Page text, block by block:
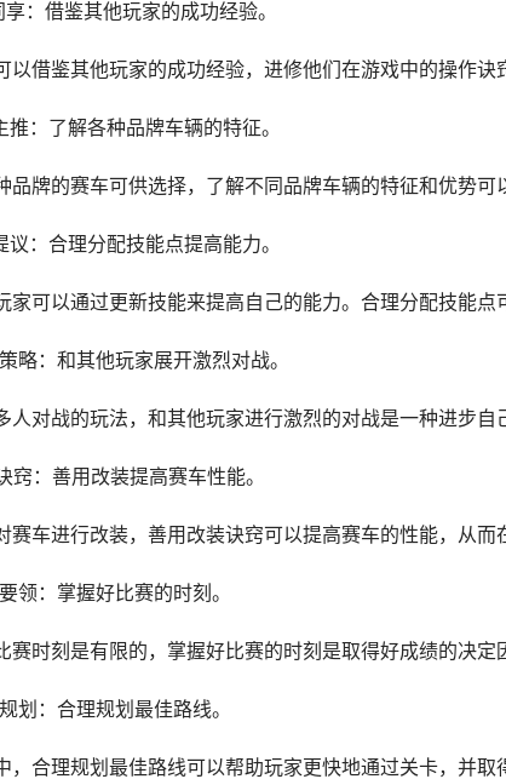
：借鉴其他玩家的成功经验。
以借鉴其他玩家的成功经验，进修他们在游戏中的操作诀
推：了解各种品牌车辆的特征。
品牌的赛车可供选择，了解不同品牌车辆的特征和优势可
议：合理分配技能点提高能力。
家可以通过更新技能来提高自己的能力。合理分配技能点
略：和其他玩家展开激烈对战。
人对战的玩法，和其他玩家进行激烈的对战是一种进步自
窍：善用改装提高赛车性能。
赛车进行改装，善用改装诀窍可以提高赛车的性能，从而
领：掌握好比赛的时刻。
赛时刻是有限的，掌握好比赛的时刻是取得好成绩的决定
划：合理规划最佳路线。
，合理规划最佳路线可以帮助玩家更快地通过关卡，并取